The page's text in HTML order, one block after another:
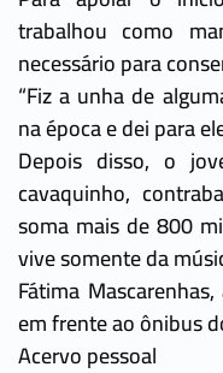
trabalhou como
necessário para
“Fiz a unha de
na época e dei para
Depois disso, o
cavaquinho,
soma mais de 800
vive somente da
Fátima
em frente ao ônibus
Acervo pessoal